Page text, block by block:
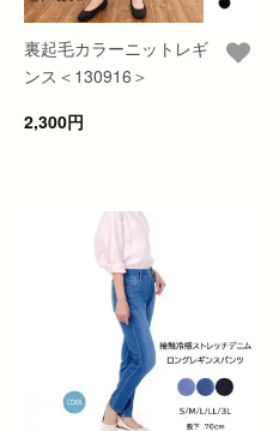
裏起毛カラーニットレギ
ンス＜130916＞
2,300円